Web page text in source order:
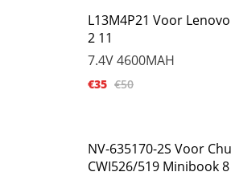
L13M4P21 Voor
2 11
7.4V4600MAH
€35 €50
NV-635170-2S Voor
CWI526/519 Minibook